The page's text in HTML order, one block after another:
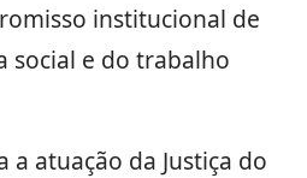
institucional de
social e do trabalho
atuação da Justiça do